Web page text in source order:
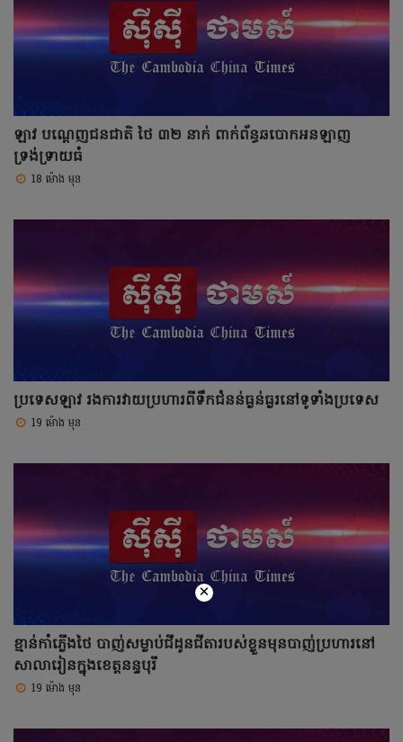
ឡាវ បណ្តេញជនជាតិ ថៃ ៣២ នាក់ ពាក់ព័ន្ធឆបោកអនឡាញ
ទ្រង់ទ្រាយធំ
18 ម៉ោង មុន
ប្រទេសឡាវ រងការវាយប្រហារពីទឹកជំនន់ធ្ងន់ធ្ងរនៅទូទាំងប្រទេស
19 ម៉ោង មុន
ខ្មាន់កាំភ្លើងថៃ បាញ់សម្លាប់ជីដូនជីតារបស់ខ្លួនមុនបាញ់ប្រហារនៅ
សាលារៀនក្នុងខេត្តនន្ទបុរី
19 ម៉ោង មុន
×